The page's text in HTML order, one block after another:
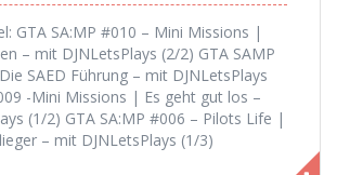
GTA SA:MP #010 – Mini Missions |
– mit DJNLetsPlays (2/2) GTA SAMP
SAED Führung – mit DJNLetsPlays
-Mini Missions | Es geht gut los –
(1/2) GTA SA:MP #006 – Pilots Life |
– mit DJNLetsPlays (1/3)